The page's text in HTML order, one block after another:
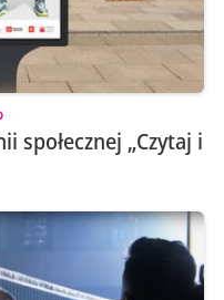
społecznej „Czytaj i